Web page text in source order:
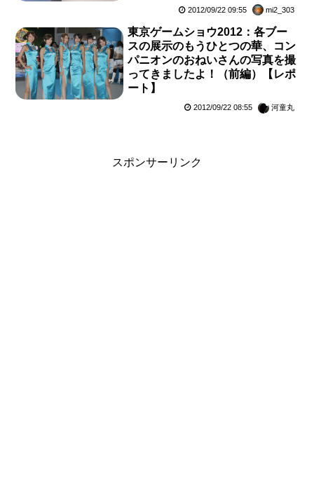
2012/09/22 09:55 mi2_303
東京ゲームショウ2012：各ブー
スの展示のもうひとつの華、コン
パニオンのおねいさんの写真を撮
ってきましたよ！（前編）【レポ
ート】
2012/09/22 08:55 河童丸
スポンサーリンク